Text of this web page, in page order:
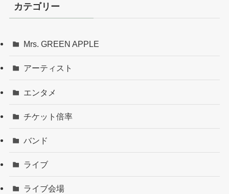
カテゴリー
Mrs. GREEN APPLE
アーティスト
エンタメ
チケット倍率
バンド
ライブ
ライブ会場